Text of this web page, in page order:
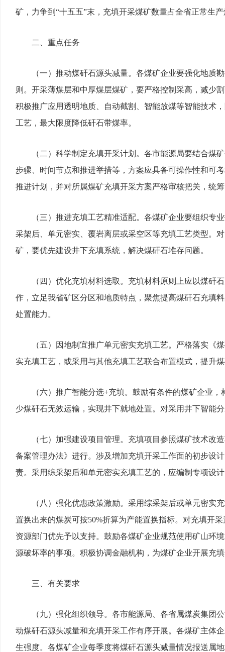
矿，力争到“十五五”末，充填开采煤矿数量占全省正常生
二、重点任务
（一）推动煤矸石源头减量。各煤矿企业要强化地质
则。开采薄煤层和中厚煤层煤矿，要严格控制采高，减少
积极推广应用透明地质、自动截割、智能放煤等智能技术
工艺，最大限度降低矸石带煤率。
（二）科学制定充填开采计划。各市能源局要结合
步骤、时间节点和推进举措等，方案应具备可操作性和可
推进计划，并对所属煤矿充填开采方案严格审核把关，统
（三）推进充填工艺精准适配。各煤矿企业要组织
采架后、单元密实、覆岩离层或采空区等充填工艺类型。
矿，要优先建设井下充填系统，解决煤矸石堆存问题。
（四）优化充填材料选取。充填材料原则上应以煤
作，立足我省矿区分区和地质特点，聚焦提高煤矸石充填
处置能力。
（五）因地制宜推广单元密实充填工艺。严格落实
实充填工艺，或采用与其他充填工艺联合布置模式，提升
（六）推广智能分选+充填。鼓励有条件的煤矿企业
少煤矸石无效运输，实现井下就地处置。对采用井下智能
（七）加强建设项目管理。充填项目参照煤矿技术
备案管理办法》进行。涉及增加充填开采工作面的初步设
责。采用综采架后和单元密实充填工艺的，应编制专项设
（八）强化优惠政策激励。采用综采架后或单元密
置换出来的煤炭可按50%折算为产能置换指标。对充填开
资源部门优先予以支持。鼓励各煤矿企业规范使用矿山环
源破坏率的事项。积极协调金融机构，为煤矿企业开展充
三、有关要求
（九）强化组织领导。各市能源局、各省属煤炭集
动煤矸石源头减量和充填开采工作有序开展。各煤矿主体
生强度。各煤矿企业每季度将煤矸石源头减量情况报送属